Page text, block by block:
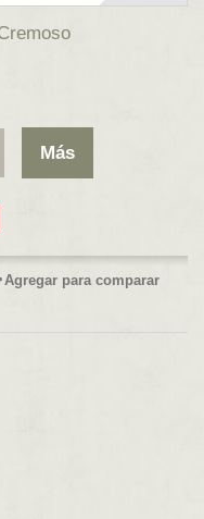
Más
Agregar para comparar